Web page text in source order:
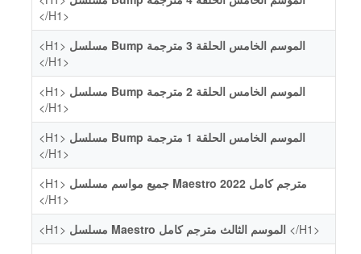
</H1>
<H1>
مسلسل Bump الموسم الخامس الحلقة 3 مترجمة
</H1>
<H1>
مسلسل Bump الموسم الخامس الحلقة 2 مترجمة
</H1>
<H1>
مسلسل Bump الموسم الخامس الحلقة 1 مترجمة
</H1>
<H1>
جميع مواسم مسلسل Maestro 2022 مترجم كامل
</H1>
<H1>
مسلسل Maestro الموسم الثالث مترجم كامل </H1>